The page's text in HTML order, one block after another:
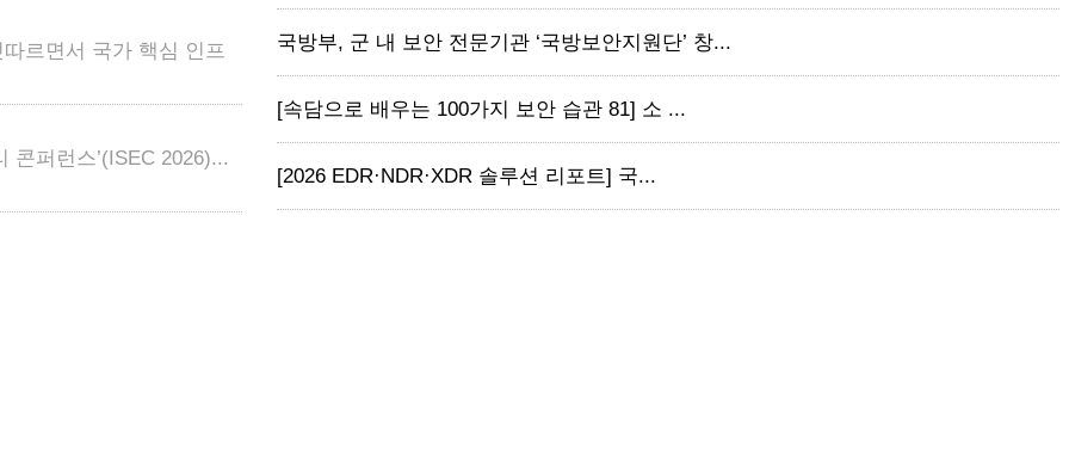
르면서 국가 핵심 인프
콘퍼런스’(ISEC 2026)...
국방부, 군 내 보안 전문기관 ‘국방보안지원단’ 창...
[속담으로 배우는 100가지 보안 습관 81] 소 ...
[2026 EDR·NDR·XDR 솔루션 리포트] 국...